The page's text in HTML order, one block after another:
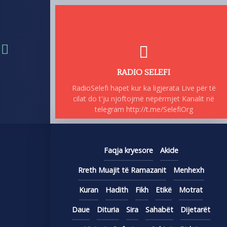
RADIO SELEFI
RadioSelefi hapet kur ka ligjerata Live për të
cilat do t'ju njoftojmë nëpërmjet Kanalit në
telegram http://t.me/SelefiOrg
Faqja kryesore Akide
Rreth Muajit të Ramazanit Menhexh
Kuran Hadith Fikh Etikë Motrat
Daue Dituria Sira Sahabët Dijetarët